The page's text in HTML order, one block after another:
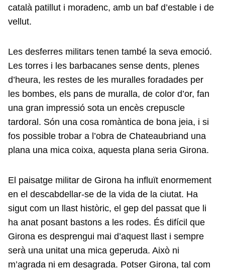
català patillut i moradenc, amb un baf d’estable i de
vellut.
Les desferres militars tenen també la seva emoció.
Les torres i les barbacanes sense dents, plenes
d’heura, les restes de les muralles foradades per
les bombes, els pans de muralla, de color d’or, fan
una gran impressió sota un encès crepuscle
tardoral. Són una cosa romàntica de bona jeia, i si
fos possible trobar a l’obra de Chateaubriand una
plana una mica coixa, aquesta plana seria Girona.
El paisatge militar de Girona ha influït enormement
en el descabdellar-se de la vida de la ciutat. Ha
sigut com un llast històric, el gep del passat que li
ha anat posant bastons a les rodes. És difícil que
Girona es desprengui mai d’aquest llast i sempre
serà una unitat una mica geperuda. Això ni
m’agrada ni em desagrada. Potser Girona, tal com